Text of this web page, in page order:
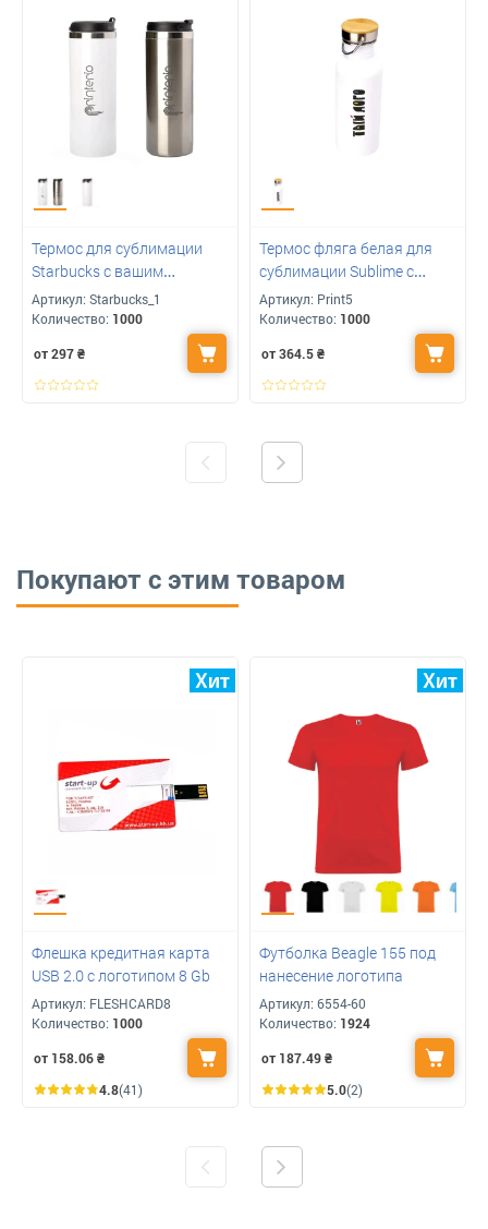
Термос для сублимации
Starbucks с вашим
логотипом 400 мл
Артикул: Starbucks_1
Количество: 1000
от 297₴
Термос фляга белая для
сублимации Sublime с
бамбуковой крышкой 600
мл с вашим лого
Артикул: Print5
Количество: 1000
от 364.5₴
Покупают с этим товаром
Флешка кредитная карта
USB 2.0 с логотипом 8 Gb
Артикул: FLESHCARD8
Количество: 1000
от 158.06₴
4.8(41)
Футболка Beagle 155 под
нанесение логотипа
Артикул: 6554-60
Количество: 1924
от 187.49₴
5.0(2)